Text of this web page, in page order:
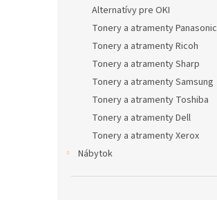
Alternatívy pre OKI
Tonery a atramenty Panasonic
Tonery a atramenty Ricoh
Tonery a atramenty Sharp
Tonery a atramenty Samsung
Tonery a atramenty Toshiba
Tonery a atramenty Dell
Tonery a atramenty Xerox
Nábytok